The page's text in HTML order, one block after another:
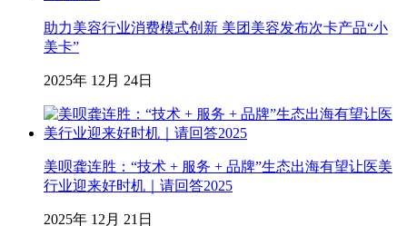
助力美容行业消费模式创新 美团美容发布次卡产品“小
美卡”
2025年 12月 24日
美呗龚连胜：“技术 + 服务 + 品牌”生态出海有望让医美
行业迎来好时机｜请回答2025
2025年 12月 21日